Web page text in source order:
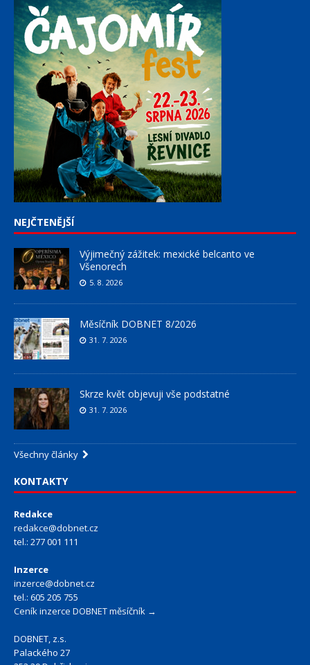
NEJČTENĚJŠÍ
Výjimečný zážitek: mexické belcanto ve
Všenorech
5. 8. 2026
Měsíčník DOBNET 8/2026
31. 7. 2026
Skrze květ objevuji vše podstatné
31. 7. 2026
Všechny články
KONTAKTY
Redakce
redakce@dobnet.cz
tel.: 277 001 111
Inzerce
inzerce@dobnet.cz
tel.: 605 205 755
Ceník inzerce DOBNET měsíčník →
DOBNET, z.s.
Palackého 27